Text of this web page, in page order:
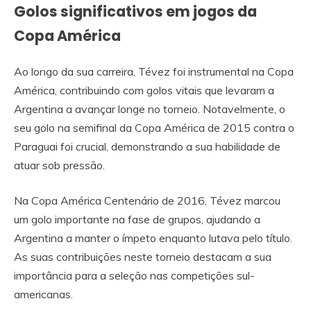
Golos significativos em jogos da
Copa América
Ao longo da sua carreira, Tévez foi instrumental na Copa
América, contribuindo com golos vitais que levaram a
Argentina a avançar longe no torneio. Notavelmente, o
seu golo na semifinal da Copa América de 2015 contra o
Paraguai foi crucial, demonstrando a sua habilidade de
atuar sob pressão.
Na Copa América Centenário de 2016, Tévez marcou
um golo importante na fase de grupos, ajudando a
Argentina a manter o ímpeto enquanto lutava pelo título.
As suas contribuições neste torneio destacam a sua
importância para a seleção nas competições sul-
americanas.